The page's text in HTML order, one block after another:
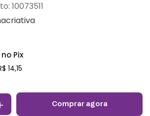
: 10073511
Pix
14,15
comprar agora